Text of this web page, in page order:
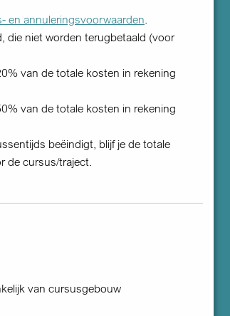
en annuleringsvoorwaarden.
die niet worden terugbetaald (voor
van de totale kosten in rekening
van de totale kosten in rekening
beëindigt, blijf je de totale
de cursus/traject.
van cursusgebouw